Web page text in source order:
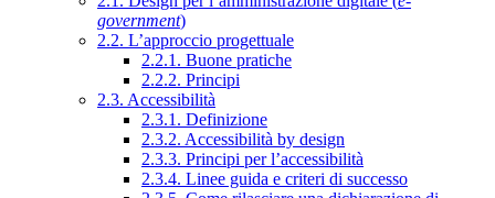
government)
2.2. L’approccio progettuale
2.2.1. Buone pratiche
2.2.2. Principi
2.3. Accessibilità
2.3.1. Definizione
2.3.2. Accessibilità by design
2.3.3. Principi per l’accessibilità
2.3.4. Linee guida e criteri di successo